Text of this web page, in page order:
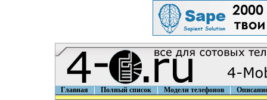
Главная Полный список Модели телефонов